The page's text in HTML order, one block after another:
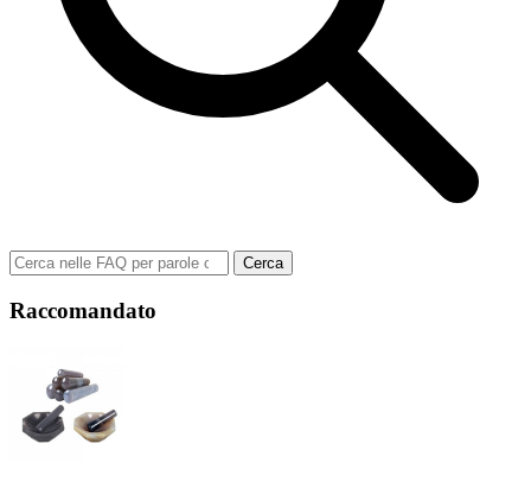
Cerca
Raccomandato